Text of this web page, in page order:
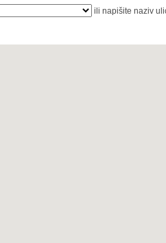
ili napišite naziv